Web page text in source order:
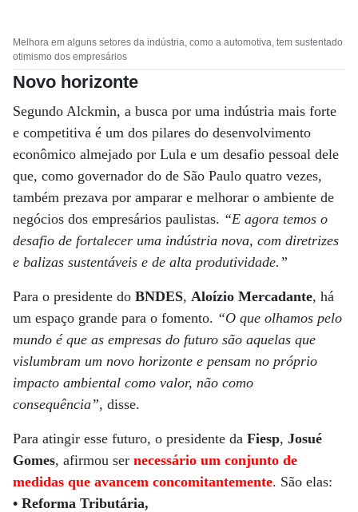
Melhora em alguns setores da indústria, como a automotiva, tem sustentado
otimismo dos empresários
Novo horizonte
Segundo Alckmin, a busca por uma indústria mais forte
e competitiva é um dos pilares do desenvolvimento
econômico almejado por Lula e um desafio pessoal dele
que, como governador do de São Paulo quatro vezes,
também prezava por amparar e melhorar o ambiente de
negócios dos empresários paulistas. “E agora temos o
desafio de fortalecer uma indústria nova, com diretrizes
e balizas sustentáveis e de alta produtividade.”
Para o presidente do BNDES, Aloízio Mercadante, há
um espaço grande para o fomento. “O que olhamos pelo
mundo é que as empresas do futuro são aquelas que
vislumbram um novo horizonte e pensam no próprio
impacto ambiental como valor, não como
consequência”, disse.
Para atingir esse futuro, o presidente da Fiesp, Josué
Gomes, afirmou ser necessário um conjunto de
medidas que avancem concomitantemente. São elas:
• Reforma Tributária,